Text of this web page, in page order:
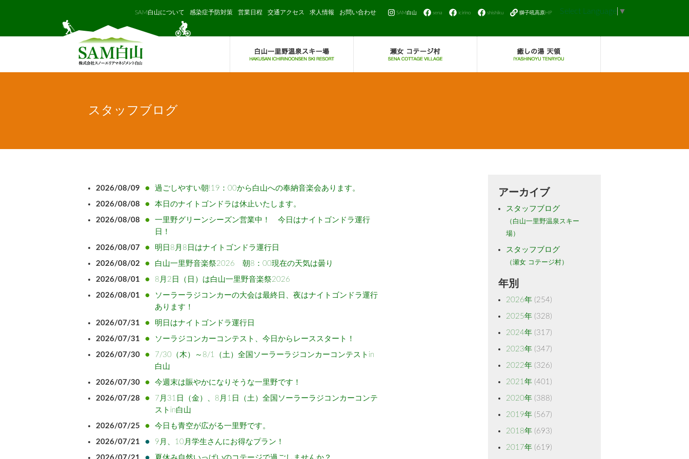
SAM白山 sena icirino shishiku 獅子吼高原HP
SAM白山について 感染症予防対策 営業日程 交通アクセス 求人情報 お問い合わせ Select Language ▼
スタッフブログ
2026/08/09 過ごしやすい朝!19：00から白山への奉納音楽会あります。
2026/08/08 本日のナイトゴンドラは休止いたします。
2026/08/08
一里野グリーンシーズン営業中！ 今日はナイトゴンドラ運行
日！
2026/08/07 明日8月8日はナイトゴンドラ運行日
2026/08/02 白山一里野音楽祭2026 朝8：00現在の天気は曇り
2026/08/01 8月2日（日）は白山一里野音楽祭2026
2026/08/01
ソーラーラジコンカーの大会は最終日、夜はナイトゴンドラ運行
あります！
2026/07/31 明日はナイトゴンドラ運行日
2026/07/31 ソーラジコンカーコンテスト、今日からレーススタート！
2026/07/30
7/30（木）～8/1（土）全国ソーラーラジコンカーコンテストin
白山
2026/07/30 今週末は賑やかになりそうな一里野です！
2026/07/28
7月31日（金）、8月1日（土）全国ソーラーラジコンカーコンテ
ストin白山
2026/07/25 今日も青空が広がる一里野です。
2026/07/21 9月、10月学生さんにお得なプラン！
アーカイブ
スタッフブログ
（白山一里野温泉スキー
場）
スタッフブログ
（瀬女 コテージ村）
年別
2026年 (254)
2025年 (328)
2024年 (317)
2023年 (347)
2022年 (326)
2021年 (401)
2020年 (388)
2019年 (567)
2018年 (693)
2017年 (619)